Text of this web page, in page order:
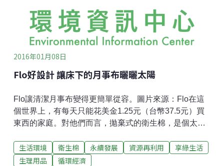
2016年01月08日
Flo好設計 讓床下的月事布曬曬太陽
Flo讓清潔月事布變得更簡單從容。圖片來源：Flo在這
個世界上，有每天只能花美金1.25元（台幣37.5元）買
東西的家庭。對他們而言，拋棄式的衛生棉，是個太奢
擔衛生棉的花費，90%都是使用重複清洗的月經布。
（請不要想像是一塊很乾淨、純白的布，大概就是塊破
生活環境 衛生棉 永續發展 資源再利用
享綠生活
生理用品
循環經濟